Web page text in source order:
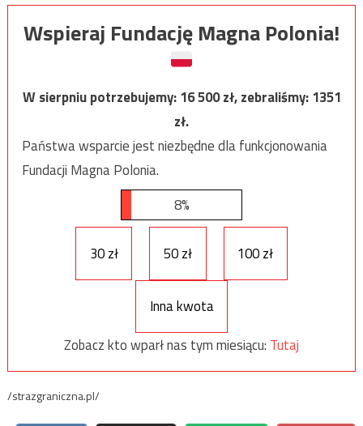
Wspieraj Fundację Magna Polonia!
W sierpniu potrzebujemy:16 500zł, zebraliśmy:1351
zł.
Państwa wsparcie jest niezbędne dla funkcjonowania
Fundacji Magna Polonia.
8%
30 zł 50 zł 100 zł
Inna kwota
Zobacz kto wparł nas tym miesiącu: Tutaj
/strazgraniczna.pl/